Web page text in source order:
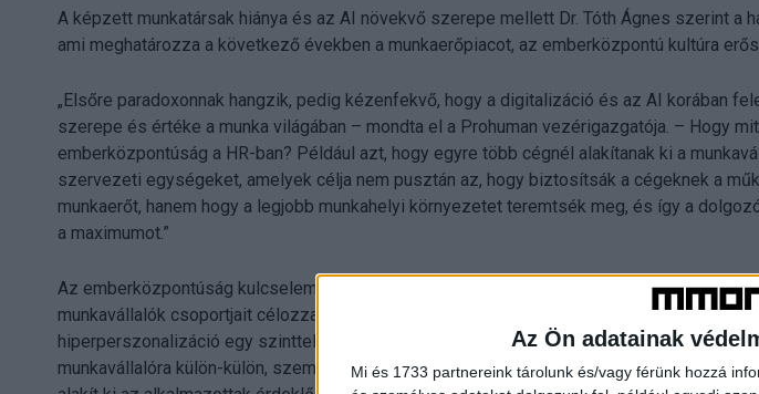
Az Ön adatainak
Mi és 1733 partnereink tárolunk és/vagy férünk hozzá
A képzett munkatársak hiánya és az AI növekvő szerepe mellett Dr. Tóth Ágnes szerint a
ami meghatározza a következő években a munkaerőpiacot, az emberközpontú kultúra
„Elsőre paradoxonnak hangzik, pedig kézenfekvő, hogy a digitalizáció és az AI korában
szerepe és értéke a munka világában – mondta el a Prohuman vezérigazgatója. – Hogy
emberközpontúság a HR-ban? Például azt, hogy egyre több cégnél alakítanak ki a
szervezeti egységeket, amelyek célja nem pusztán az, hogy biztosítsák a cégeknek a
munkaerőt, hanem hogy a legjobb munkahelyi környezetet teremtsék meg, és így a
a maximumot.”
Az emberközpontúság kulcseleme az ún. hiperperszonalizáció. Míg a hagyományos
munkavállalók csoportjait célozza meg – például életkor, pozíció vagy szervezeti egység
hiperperszonalizáció egy szinttel tovább lép, és az AI, adatgyűjtés és prediktív
munkavállalóra külön-külön, személyre szabott megoldásokat nyújt. Például egyéni